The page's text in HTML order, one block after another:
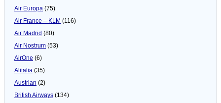
Air Europa (75)
Air France – KLM (116)
Air Madrid (80)
Air Nostrum (53)
AirOne (6)
Alitalia (35)
Austrian (2)
British Airways (134)